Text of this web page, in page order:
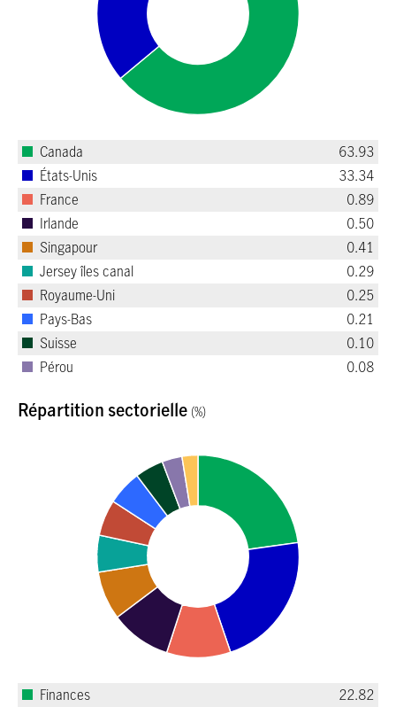
Canada
63.93
États-Unis
33.34
France
0.89
Irlande
0.50
Singapour
0.41
Jersey îles canal
0.29
Royaume-Uni
0.25
Pays-Bas
0.21
Suisse
0.10
Pérou
0.08
Répartition sectorielle (%)
Finances
22.82